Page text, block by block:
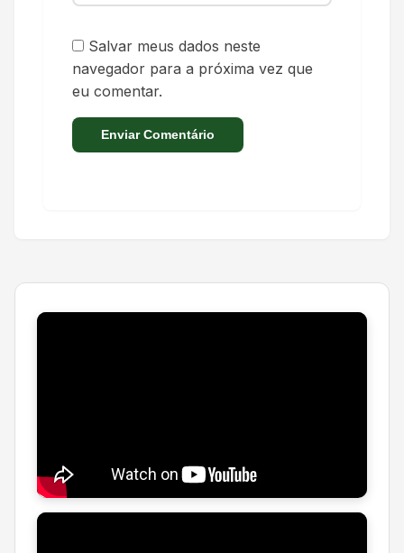
Salvar meus dados neste
navegador para a próxima vez que
eu comentar.